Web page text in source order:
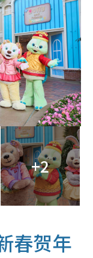
+2
春贺年